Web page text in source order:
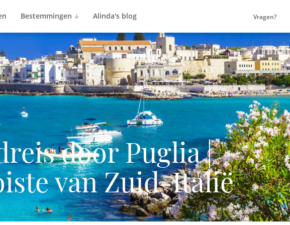
Bestemmingen Alinda's blog Vragen?
door Puglia |
van Zuid-Italië